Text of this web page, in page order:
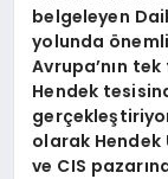
belgeleyen
yolunda ö
Avrupa’nın
Hendek
olarak Hendek
ve CIS